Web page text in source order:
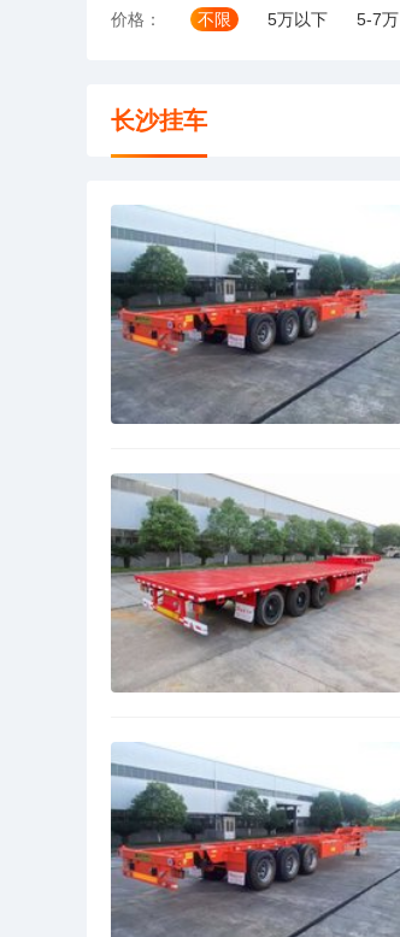
价格： 不限 5万以下 5-7万
长沙挂车